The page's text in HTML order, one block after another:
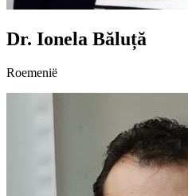
Dr. Ionela Băluță
Roemenië